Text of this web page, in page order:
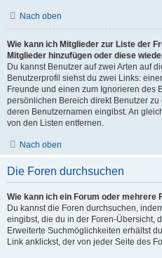
Nach oben
Wie kann ich Mitglieder zur Liste der
Mitglieder hinzufügen oder diese
Du kannst Benutzer auf zwei Arten auf
Benutzerprofil siehst du zwei Links:
Freunde und einen zum Ignorieren des
persönlichen Bereich direkt Benutzer
deren Benutzernamen eingibst. An
von den Listen entfernen.
Nach oben
Die Foren durchsuchen
Wie kann ich ein Forum oder mehrere
Du kannst die Foren durchsuchen,
eingibst, die du in der Foren-Übersicht,
Erweiterte Suchmöglichkeiten erhältst
Link anklickst, der von jeder Seite des